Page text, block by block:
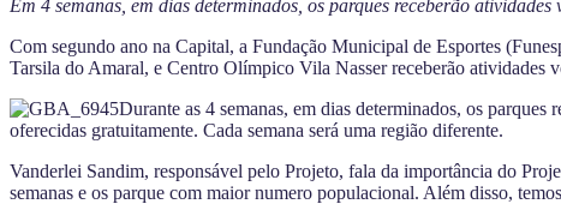
Em 4 semanas, em dias determinados, os parques receberão
Com segundo ano na Capital, a Fundação Municipal de Esportes
Tarsila do Amaral, e Centro Olímpico Vila Nasser receberão atividades
Durante as 4 semanas, em dias determinados, os
oferecidas gratuitamente. Cada semana será uma região diferente.
Vanderlei Sandim, responsável pelo Projeto, fala da importância do
semanas e os parque com maior numero populacional. Além disso, temos